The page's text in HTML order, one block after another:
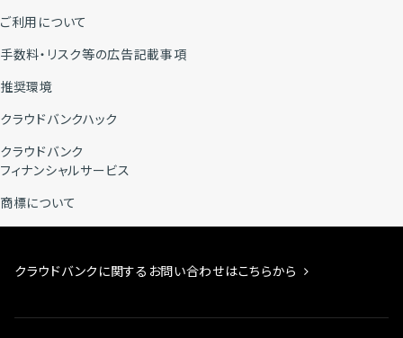
ご利用について
手数料・リスク等の広告記載事項
推奨環境
クラウドバンクハック
クラウドバンク
フィナンシャルサービス
商標について
クラウドバンクに関するお問い合わせはこちらから